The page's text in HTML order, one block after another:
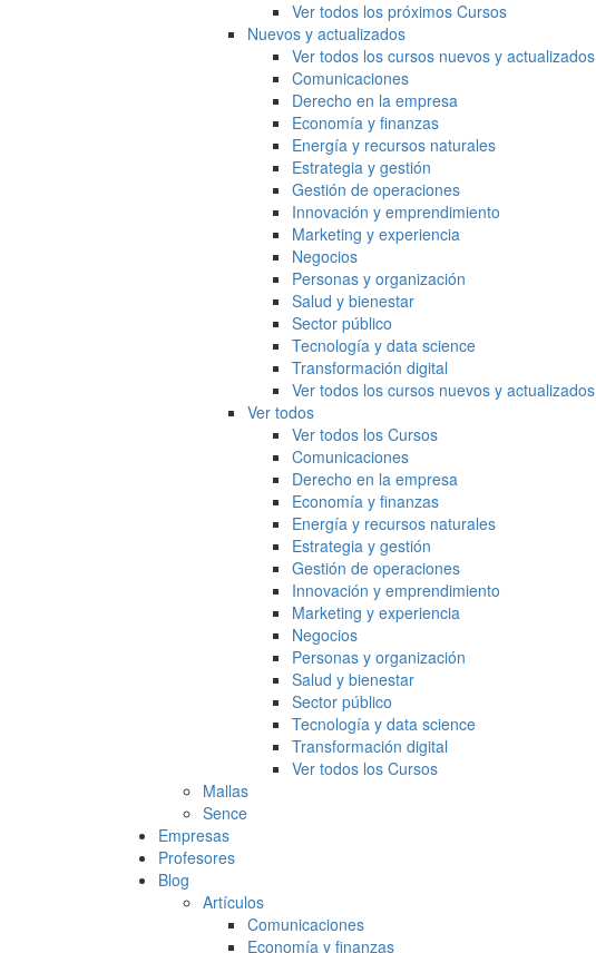
Ver todos los próximos Cursos
Nuevos y actualizados
Ver todos los cursos nuevos y actualizados
Comunicaciones
Derecho en la empresa
Economía y finanzas
Energía y recursos naturales
Estrategia y gestión
Gestión de operaciones
Innovación y emprendimiento
Marketing y experiencia
Negocios
Personas y organización
Salud y bienestar
Sector público
Tecnología y data science
Transformación digital
Ver todos los cursos nuevos y actualizados
Ver todos
Ver todos los Cursos
Comunicaciones
Derecho en la empresa
Economía y finanzas
Energía y recursos naturales
Estrategia y gestión
Gestión de operaciones
Innovación y emprendimiento
Marketing y experiencia
Negocios
Personas y organización
Salud y bienestar
Sector público
Tecnología y data science
Transformación digital
Ver todos los Cursos
Mallas
Sence
Empresas
Profesores
Blog
Artículos
Comunicaciones
Economía y finanzas